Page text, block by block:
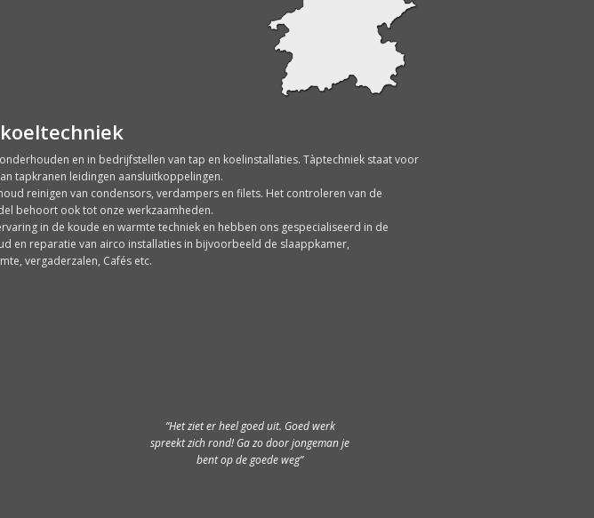
en in bedrijfstellen van tap en koelinstallaties. Tàptechniek staat voor
tapkranen leidingen aansluitkoppelingen.
reinigen van condensors, verdampers en filets. Het controleren van de
behoort ook tot onze werkzaamheden.
in de koude en warmte techniek en hebben ons gespecialiseerd in de
en reparatie van airco installaties in bijvoorbeeld de slaappkamer,
vergaderzalen, Cafés etc.
Het ziet er heel goed uit. Goed werk
spreekt zich rond! Ga zo door jongeman je
bent op de goede weg
Ik wil je effe laten weten dat we super
tevreden zijn over de airco . De
temperatuur binnen is perfect te regelen .